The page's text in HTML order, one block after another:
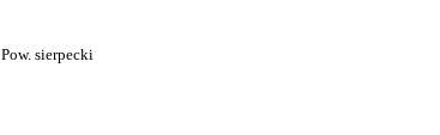
Pow. sierpecki